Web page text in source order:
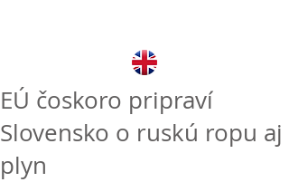
EÚ čoskoro pripraví
Slovensko o ruskú ropu aj
plyn